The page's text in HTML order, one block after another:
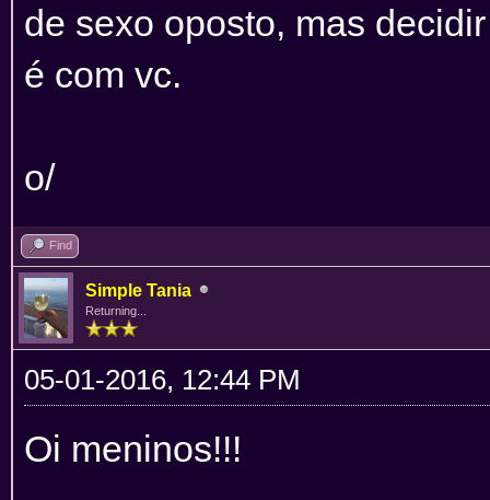
de sexo oposto, mas
é com vc.
o/
Find
Simple Tania
Returning...
05-01-2016, 12:44 PM
Oi meninos!!!